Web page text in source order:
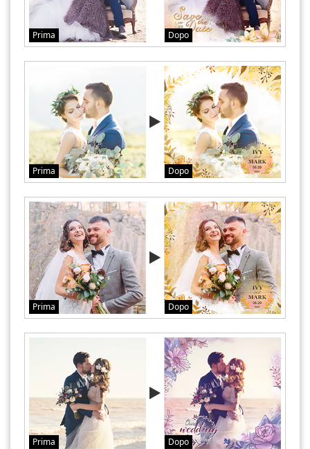
Prima Dopo
Prima Dopo
Prima Dopo
Prima Dopo